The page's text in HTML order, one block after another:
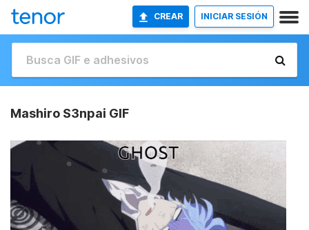
CREAR INICIAR SESIÓN
Mashiro S3npai GIF